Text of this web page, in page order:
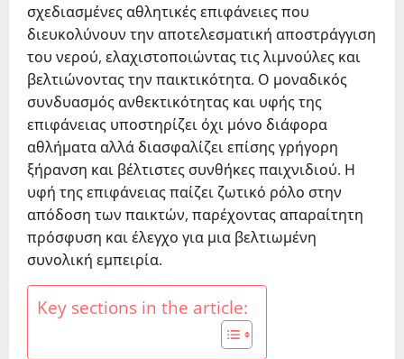
σχεδιασμένες αθλητικές επιφάνειες που
διευκολύνουν την αποτελεσματική αποστράγγιση
του νερού, ελαχιστοποιώντας τις λιμνούλες και
βελτιώνοντας την παικτικότητα. Ο μοναδικός
συνδυασμός ανθεκτικότητας και υφής της
επιφάνειας υποστηρίζει όχι μόνο διάφορα
αθλήματα αλλά διασφαλίζει επίσης γρήγορη
ξήρανση και βέλτιστες συνθήκες παιχνιδιού. Η
υφή της επιφάνειας παίζει ζωτικό ρόλο στην
απόδοση των παικτών, παρέχοντας απαραίτητη
πρόσφυση και έλεγχο για μια βελτιωμένη
συνολική εμπειρία.
Key sections in the article: